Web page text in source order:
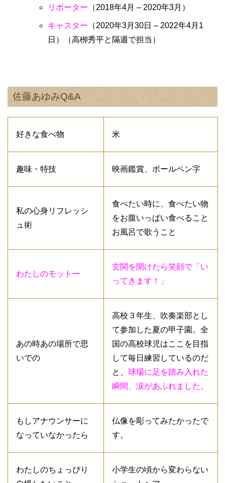
リポーター （2018年4月 – 2020年3月）
キャスター （2020年3月30日 – 2022年4月1
日）（高栁秀平と隔週で担当）
佐藤あゆみQ&A
好きな食べ物 米
趣味・特技 映画鑑賞、ボールペン字
私の心身リフレッシ
ュ術
食べたい時に、食べたい物
をお腹いっぱい食べること
お風呂で歌うこと
わたしのモットー
玄関を開けたら笑顔で「い
ってきます！」
あの時あの場所で思
いでの
高校３年生、吹奏楽部とし
て参加した夏の甲子園。全
国の高校球児はここを目指
して毎日練習しているのだ
と、 球場に足を踏み入れた
瞬間、涙があふれました。
もしアナウンサーに
なっていなかったら
仏像を彫ってみたかったで
す。
わたしのちょっぴり
小学生の頃から変わらない